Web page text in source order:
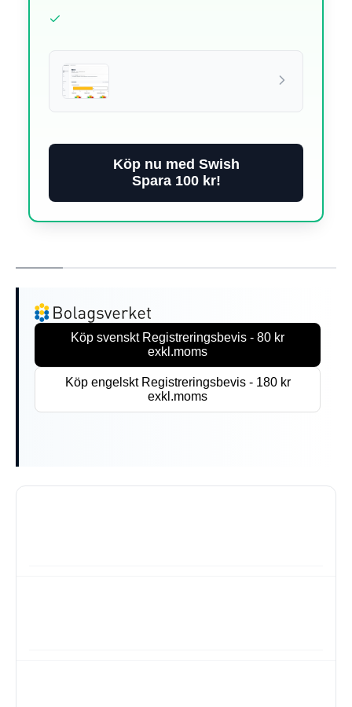
Köp nu med Swish
Spara 100 kr!
Köp svenskt Registreringsbevis - 80 kr
exkl.moms
Köp engelskt Registreringsbevis - 180 kr
exkl.moms